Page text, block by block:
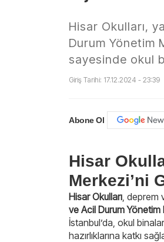
Hisar Okulları,
Durum Yönetim
sayesinde okul
Giriş Tarihi: 17.12.2024 - 23:39
Abone Ol
Hisar
Merkezi’ni
Hisar Okulları ,
ve Acil Durum Yönetim
İstanbul’da, okul
hazırlıklarına katkı